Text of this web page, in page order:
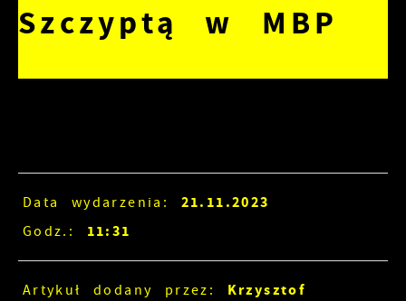
Szczyptą w MBP
Data wydarzenia: 21.11.2023
Godz.: 11:31
Artykuł dodany przez: Krzysztof